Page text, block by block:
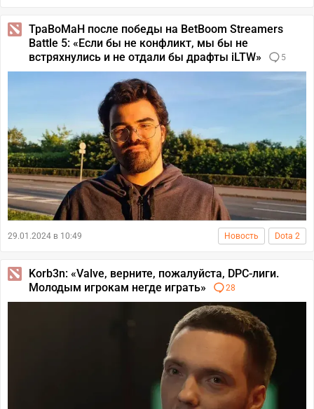
TpaBoMaH после победы на BetBoom Streamers
Battle 5: «Если бы не конфликт, мы бы не
встряхнулись и не отдали бы драфты iLTW»
5
29.01.2024 в 10:49 Новость Dota 2
Korb3n: «Valve, верните, пожалуйста, DPC-лиги.
Молодым игрокам негде играть»
28